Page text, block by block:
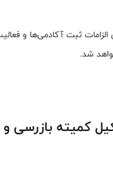
الزامات ثبت آکادمی‌ها و
شد.
کمیته بازرسی